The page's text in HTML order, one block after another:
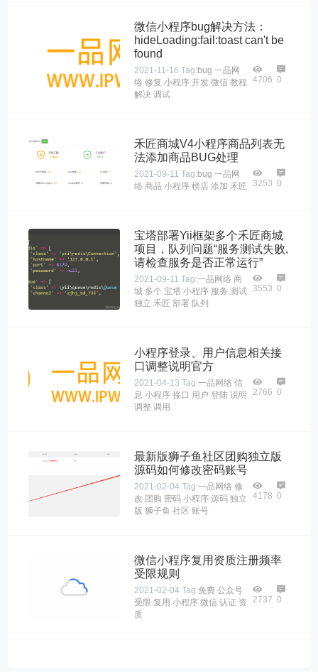
微信小程序bug解决方法：
hideLoading:fail:toast can't be
found
2021-11-16 Tag: bug 一品网
络 修复 小程序 开发 微信 教程
解决 调试
4706 0
禾匠商城V4小程序商品列表无
法添加商品BUG处理
2021-09-11 Tag: bug 一品网
络 商品 小程序 榜店 添加 禾匠 3253 0
宝塔部署Yii框架多个禾匠商城
项目，队列问题“服务测试失败,
请检查服务是否正常运行”
2021-09-11 Tag:一品网络 商
城 多个 宝塔 小程序 服务 测试
独立 禾匠 部署 队列
3553 0
小程序登录、用户信息相关接
口调整说明官方
2021-04-13 Tag:一品网络 信
息 小程序 接口 用户 登陆 说明
调整 调用
2766 0
最新版狮子鱼社区团购独立版
源码如何修改密码账号
2021-02-04 Tag:一品网络 修
改 团购 密码 小程序 源码 独立
版 狮子鱼 社区 账号
4178 0
微信小程序复用资质注册频率
受限规则
2021-02-04 Tag:免费 公众号
受限 复用 小程序 微信 认证 资
质
2737 0